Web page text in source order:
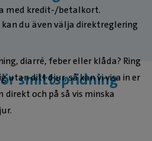
med kredit-/betalkort.
du även välja direktreglering
smittspridning
diarré, feber eller klåda? Ring
utan ditt djur, så kan vi visa in er
och på så vis minska